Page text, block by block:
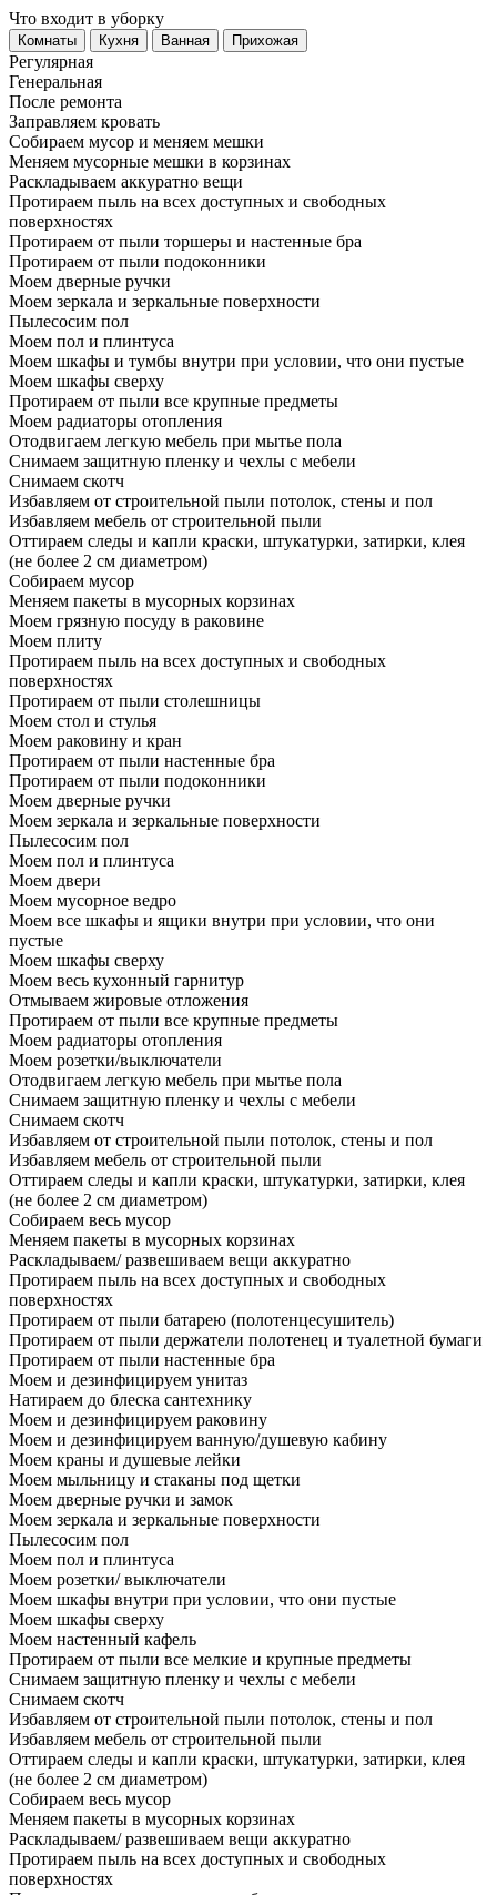
Что входит в уборку
Регу­лярная
Гене­ральная
После ремонта
Заправляем кровать
Собираем мусор и меняем мешки
Меняем мусорные мешки в корзинах
Раскладываем аккуратно вещи
Протираем пыль на всех доступных и свободных
поверхностях
Протираем от пыли торшеры и настенные бра
Протираем от пыли подоконники
Моем дверные ручки
Моем зеркала и зеркальные поверхности
Пылесосим пол
Моем пол и плинтуса
Моем шкафы и тумбы внутри при условии, что они пустые
Моем шкафы сверху
Протираем от пыли все крупные предметы
Моем радиаторы отопления
Отодвигаем легкую мебель при мытье пола
Снимаем защитную пленку и чехлы с мебели
Снимаем скотч
Избавляем от строительной пыли потолок, стены и пол
Избавляем мебель от строительной пыли
Оттираем следы и капли краски, штукатурки, затирки, клея
(не более 2 см диаметром)
Собираем мусор
Меняем пакеты в мусорных корзинах
Моем грязную посуду в раковине
Моем плиту
Протираем пыль на всех доступных и свободных
поверхностях
Протираем от пыли столешницы
Моем стол и стулья
Моем раковину и кран
Протираем от пыли настенные бра
Протираем от пыли подоконники
Моем дверные ручки
Моем зеркала и зеркальные поверхности
Пылесосим пол
Моем пол и плинтуса
Моем двери
Моем мусорное ведро
Моем все шкафы и ящики внутри при условии, что они
пустые
Моем шкафы сверху
Моем весь кухонный гарнитур
Отмываем жировые отложения
Протираем от пыли все крупные предметы
Моем радиаторы отопления
Моем розетки/выключатели
Отодвигаем легкую мебель при мытье пола
Снимаем защитную пленку и чехлы с мебели
Снимаем скотч
Избавляем от строительной пыли потолок, стены и пол
Избавляем мебель от строительной пыли
Оттираем следы и капли краски, штукатурки, затирки, клея
(не более 2 см диаметром)
Собираем весь мусор
Меняем пакеты в мусорных корзинах
Раскладываем/ развешиваем вещи аккуратно
Протираем пыль на всех доступных и свободных
поверхностях
Протираем от пыли батарею (полотенцесушитель)
Протираем от пыли держатели полотенец и туалетной бумаги
Протираем от пыли настенные бра
Моем и дезинфицируем унитаз
Натираем до блеска сантехнику
Моем и дезинфицируем раковину
Моем и дезинфицируем ванную/душевую кабину
Моем краны и душевые лейки
Моем мыльницу и стаканы под щетки
Моем дверные ручки и замок
Моем зеркала и зеркальные поверхности
Пылесосим пол
Моем пол и плинтуса
Моем розетки/ выключатели
Моем шкафы внутри при условии, что они пустые
Моем шкафы сверху
Моем настенный кафель
Протираем от пыли все мелкие и крупные предметы
Снимаем защитную пленку и чехлы с мебели
Снимаем скотч
Избавляем от строительной пыли потолок, стены и пол
Избавляем мебель от строительной пыли
Оттираем следы и капли краски, штукатурки, затирки, клея
(не более 2 см диаметром)
Собираем весь мусор
Меняем пакеты в мусорных корзинах
Раскладываем/ развешиваем вещи аккуратно
Протираем пыль на всех доступных и свободных
поверхностях